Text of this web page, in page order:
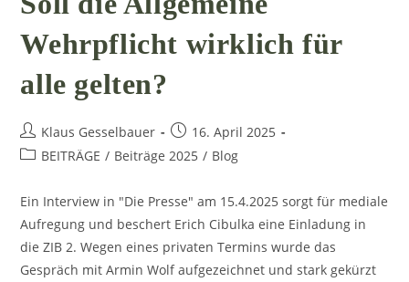
Wehrpflicht wirklich für
alle gelten?
Beitrags-
Autor:
Klaus Gesselbauer
Beitrag
veröffentlicht:
16. April 2025
Beitrags-
BEITRÄGE / Beiträge 2025 / Blog
Ein Interview in "Die Presse" am 15.4.2025 sorgt für mediale
Aufregung und beschert Erich Cibulka eine Einladung in
die ZIB 2. Wegen eines privaten Termins wurde das
Gespräch mit Armin Wolf aufgezeichnet und stark gekürzt